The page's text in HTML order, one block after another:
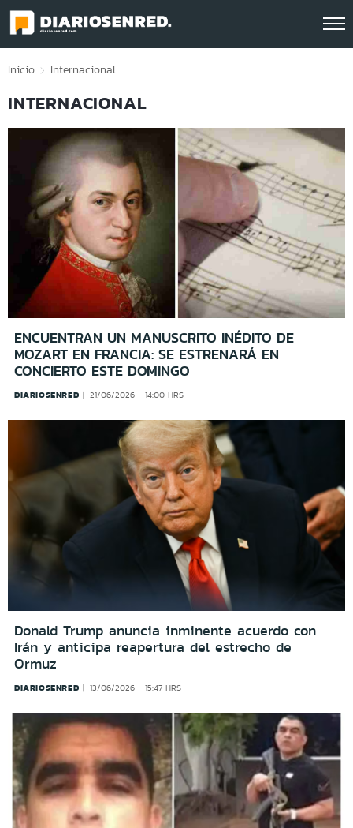
Click acá para ir directamente al contenido
Inicio Internacional
INTERNACIONAL
ENCUENTRAN UN MANUSCRITO INÉDITO DE
MOZART EN FRANCIA: SE ESTRENARÁ EN
CONCIERTO ESTE DOMINGO
DIARIOSENRED 21/06/2026 - 14:00 HRS
Donald Trump anuncia inminente acuerdo con
Irán y anticipa reapertura del estrecho de
Ormuz
DIARIOSENRED 13/06/2026 - 15:47 HRS